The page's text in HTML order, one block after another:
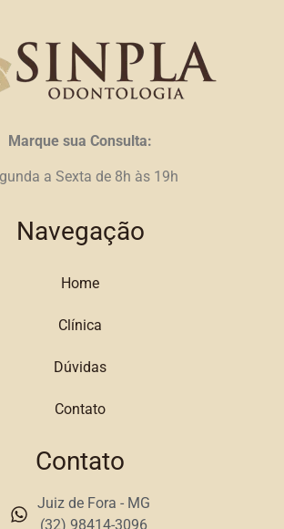
Marque sua Consulta:
a Sexta de 8h às 19h
Navegação
Home
Clínica
Dúvidas
Contato
Contato
Juiz de Fora - MG
(32) 98414-3096